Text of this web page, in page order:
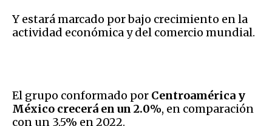
Y estará marcado por bajo crecimiento en la
actividad económica y del comercio mundial.
El grupo conformado por Centroamérica y
México crecerá en un 2.0%, en comparación
con un 3.5% en 2022.